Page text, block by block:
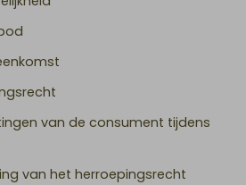
van de consument tijdens
van het herroepingsrecht